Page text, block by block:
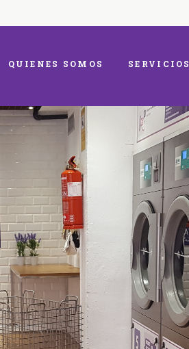
QUIENES SOMOS SERVICIOS